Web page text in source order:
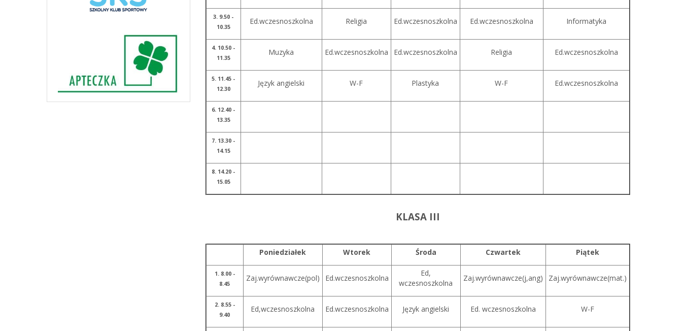
3. 9.50 -
10.35
Ed.wczesnoszkolna Religia Ed.wczesnoszkolna Ed.wczesnoszkolna Informatyka
4. 10.50 -
11.35
Muzyka Ed.wczesnoszkolna Ed.wczesnoszkolna Religia Ed.wczesnoszkolna
5. 11.45 -
12.30
Język angielski W-F Plastyka W-F Ed.wczesnoszkolna
6. 12.40 -
13.35
7. 13.30 -
14.15
8. 14.20 -
15.05
KLASA III
Poniedziałek Wtorek Środa Czwartek Piątek
1. 8.00 -
8.45
Zaj.wyrównawcze(pol) Ed.wczesnoszkolna
Ed,
wczesnoszkolna
Zaj.wyrównawcze(j,ang) Zaj.wyrównawcze(mat.)
2. 8.55 -
9.40
Ed,wczesnoszkolna Ed.wczesnoszkolna Język angielski Ed. wczesnoszkolna W-F